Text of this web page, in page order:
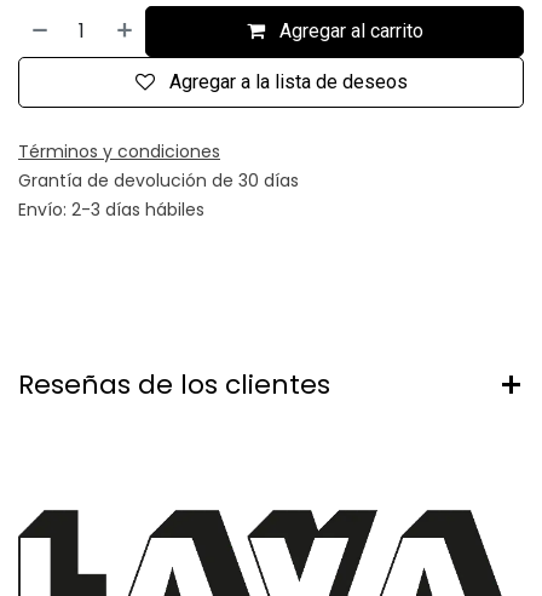
Agregar al carrito
Agregar a la lista de deseos
Términos y condiciones
Grantía de devolución de 30 días
Envío: 2-3 días hábiles
Reseñas de los clientes